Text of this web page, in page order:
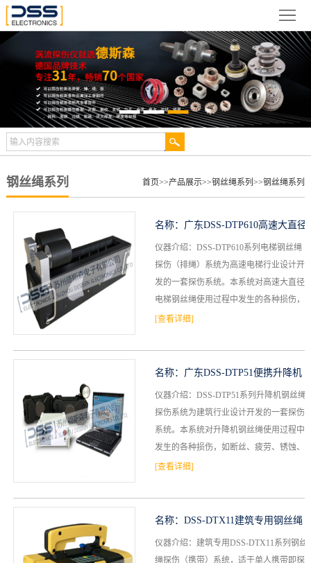
斯
森
动
态
品
展
检
测
合
钢丝绳系列 首页>>产品展示>>钢丝绳系列>>钢丝绳系列
名称： 广东DSS-DTP610高速大直径
电梯钢丝绳探伤仪
仪器介绍：DSS-DTP610系列电梯钢丝绳
探伤（排绳）系统为高速电梯行业设计开
发的一套探伤系统。本系统对高速大直径
电梯钢丝绳使用过程中发生的各种损伤，
如断丝、疲劳、锈蚀、磨损、压伤、扭曲
[查看详细]
名称： 广东DSS-DTP51便携升降机
钢丝绳探伤仪
仪器介绍：DSS-DTP51系列升降机钢丝绳
探伤系统为建筑行业设计开发的一套探伤
系统。本系统对升降机钢丝绳使用过程中
发生的各种损伤，如断丝、疲劳、锈蚀、
磨损、压伤、扭曲变形等，为在役钢丝绳
[查看详细]
名称： DSS-DTX11建筑专用钢丝绳
探伤仪
仪器介绍：建筑专用DSS-DTX11系列钢丝
绳探伤（携带）系统，适于单人携带即探